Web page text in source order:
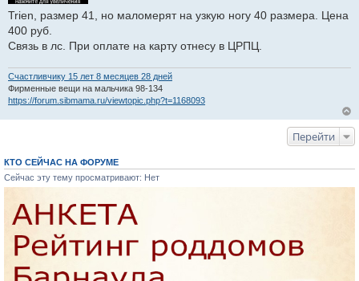
Trien, размер 41, но маломерят на узкую ногу 40 размера. Цена
400 руб.
Связь в лс. При оплате на карту отнесу в ЦРПЦ.
Счастливчику 15 лет 8 месяцев 28 дней
Фирменные вещи на мальчика 98-134
https://forum.sibmama.ru/viewtopic.php?t=1168093
Перейти
КТО СЕЙЧАС НА ФОРУМЕ
Сейчас эту тему просматривают: Нет